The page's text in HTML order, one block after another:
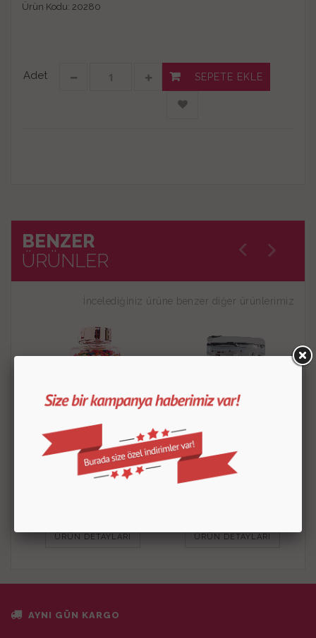
Ürün Kodu: 20280
Adet SEPETE EKLE
BENZER
ÜRÜNLER
İncelediğiniz ürüne benzer diğer ürünlerimiz
Dekoratif Draje 200 Gr
ÜRÜN DETAYLARI
Granül Şeker 150 Gr
ÜRÜN DETAYLARI
AYNI GÜN KARGO